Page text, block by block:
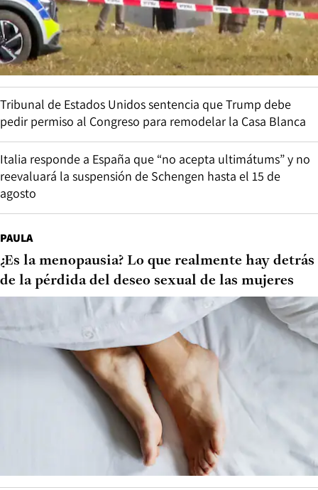
Tribunal de Estados Unidos sentencia que Trump debe
pedir permiso al Congreso para remodelar la Casa Blanca
Italia responde a España que “no acepta ultimátums” y no
reevaluará la suspensión de Schengen hasta el 15 de
agosto
PAULA
¿Es la menopausia? Lo que realmente hay detrás
de la pérdida del deseo sexual de las mujeres